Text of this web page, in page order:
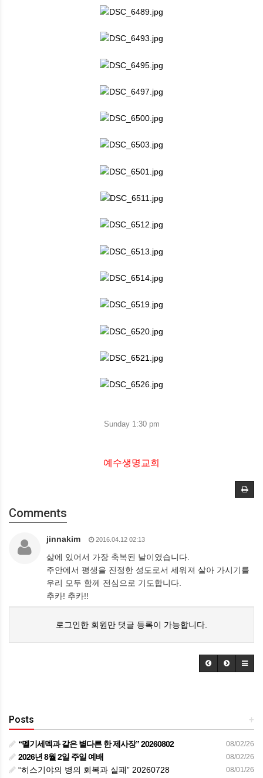
Sunday 1:30 pm
예수생명교회
Comments
jinnakim 2016.04.12 02:13
삶에 있어서 가장 축복된 날이였습니다.
주안에서 평생을 진정한 성도로서 세워져 살아 가시기를
우리 모두 함께 전심으로 기도합니다.
추카! 추카!!
로그인한 회원만 댓글 등록이 가능합니다.
+
Posts
08/02/26
“멜기세덱과 같은 별다른 한 제사장” 20260802
08/02/26
2026년 8월 2일 주일 예배
08/01/26
“히스기야의 병의 회복과 실패” 20260728